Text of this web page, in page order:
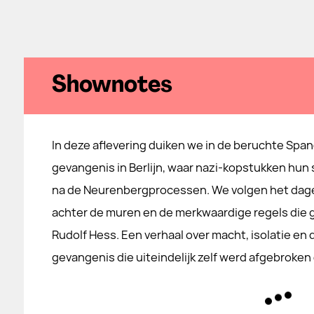
Shownotes
In deze aflevering duiken we in de beruchte
gevangenis in Berlijn, waar nazi-kopstukken
na de Neurenbergprocessen. We volgen het
achter de muren en de merkwaardige regels
Rudolf Hess. Een verhaal over macht, isolatie
gevangenis die uiteindelijk zelf werd